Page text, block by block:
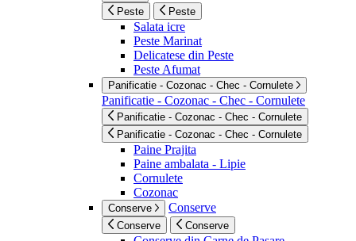
Peste Peste
Salata icre
Peste Marinat
Delicatese din Peste
Peste Afumat
Panificatie - Cozonac - Chec - Cornulete
Panificatie - Cozonac - Chec - Cornulete
Panificatie - Cozonac - Chec - Cornulete
Panificatie - Cozonac - Chec - Cornulete
Paine Prajita
Paine ambalata - Lipie
Cornulete
Cozonac
Conserve Conserve
Conserve Conserve